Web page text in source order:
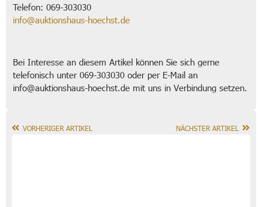
Telefon: 069-303030
info@auktionshaus-hoechst.de
Bei Interesse an diesem Artikel können Sie sich gerne
telefonisch unter 069-303030 oder per E-Mail an
info@auktionshaus-hoechst.de mit uns in Verbindung setzen.
VORHERIGER ARTIKEL NÄCHSTER ARTIKEL